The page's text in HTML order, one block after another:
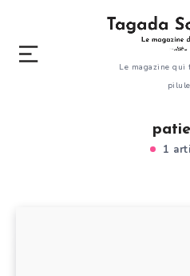
Le magazine qui
pilule
1